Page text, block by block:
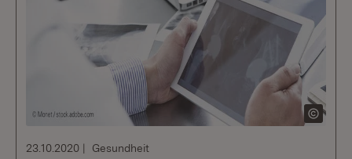
23.10.2020 Gesundheit